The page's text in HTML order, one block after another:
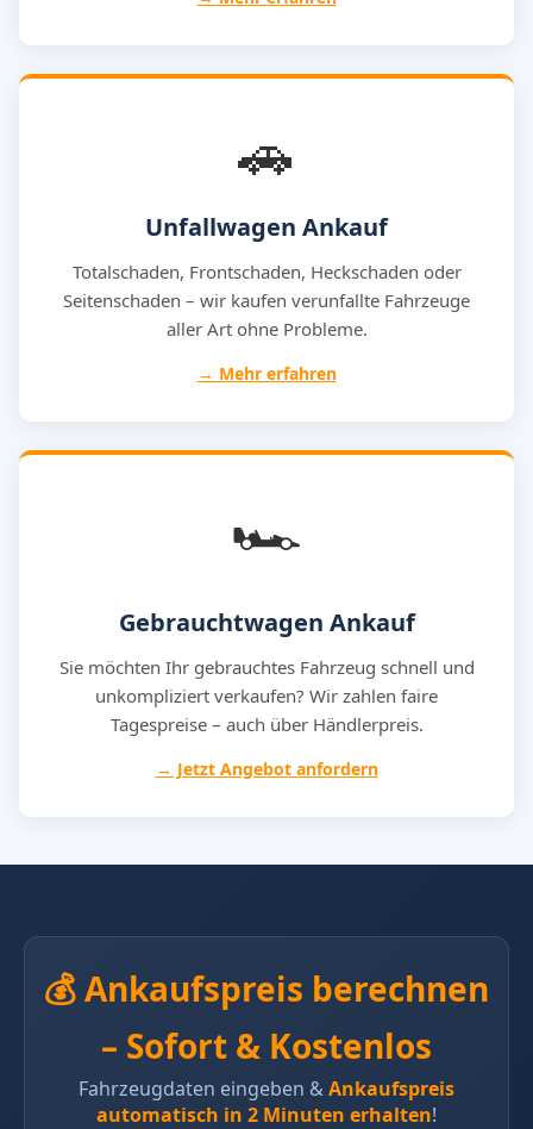
🚗
Unfallwagen Ankauf
Totalschaden, Frontschaden, Heckschaden oder
Seitenschaden – wir kaufen verunfallte Fahrzeuge
aller Art ohne Probleme.
→ Mehr erfahren
🏎️
Gebrauchtwagen Ankauf
Sie möchten Ihr gebrauchtes Fahrzeug schnell und
unkompliziert verkaufen? Wir zahlen faire
Tagespreise – auch über Händlerpreis.
→ Jetzt Angebot anfordern
💰 Ankaufspreis berechnen
– Sofort & Kostenlos
Fahrzeugdaten eingeben &Ankaufspreis
automatisch in 2 Minuten erhalten!